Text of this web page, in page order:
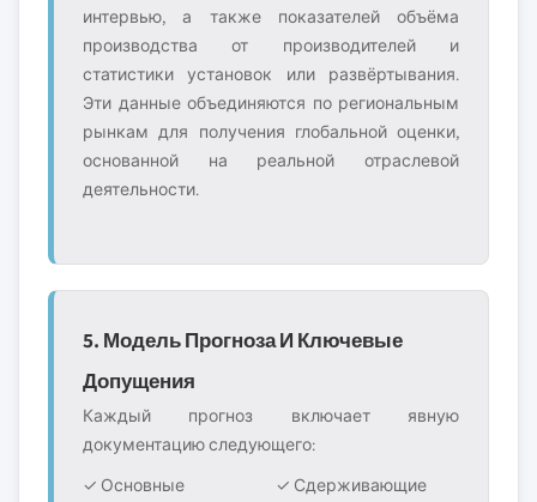
интервью, а также показателей объёма
производства от производителей и
статистики установок или развёртывания.
Эти данные объединяются по региональным
рынкам для получения глобальной оценки,
основанной на реальной отраслевой
деятельности.
5. Модель Прогноза И Ключевые
Допущения
Каждый прогноз включает явную
документацию следующего:
✓ Основные
✓ Сдерживающие